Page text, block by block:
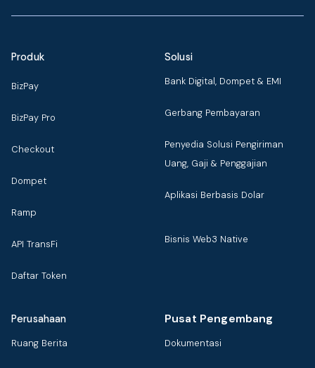
Produk
BizPay
BizPay Pro
Checkout
Dompet
Ramp
API TransFi
Daftar Token
Solusi
Bank Digital, Dompet & EMI
Gerbang Pembayaran
Penyedia Solusi Pengiriman
Uang, Gaji & Penggajian
Aplikasi Berbasis Dolar
Bisnis Web3 Native
Perusahaan
Ruang Berita
Pusat Pengembang
Dokumentasi